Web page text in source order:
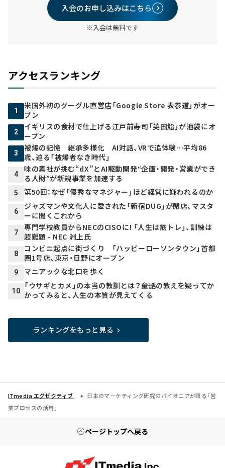
入会のお申し込みはこちら
※入会は無料です
アクセスランキング
1
米国外初のグーグル直営店「Google Store 表参道」がオー
プン
2
イギリスの食材で仕上げる江戸前寿司「英国鮨」が池袋にオ
ープン
3
被爆の記憶 継承多様化 AI対話、VRで追体験…平均86
歳、迫る「被爆者なき時代」
4
味の素社が挑む“dX”とAI駆動開発――“企画・開発・営業ができ
る人財”が新規事業を加速する
5 第50回：なぜ「優秀なマネジャー」ほど経営に嫌われるのか
6
ジャズマンや文化人に愛された「新宿DUG」が閉店、マスタ
ーに聞くこれから
7
専門学校教員からNECのCISOに! 「人生は筋トレ」、訓練は
超難題 - NEC 淵上氏
8
コンビニ起点に街づくり 「ハッピーローソンタウン」首都
圏1号店、東京・日野にオープン
9 マニアックな北口を歩く
10
「ウサギとカメ」の本当の教訓とは？――童話の教えを疑ってか
かってみると、人生の本質が見えてくる
ランキングをもっと見る
ITmedia エグゼクティブ
日本のマーケティング研究のパイオニアが語る「営
業プロセスの活用」
ページトップへ戻る